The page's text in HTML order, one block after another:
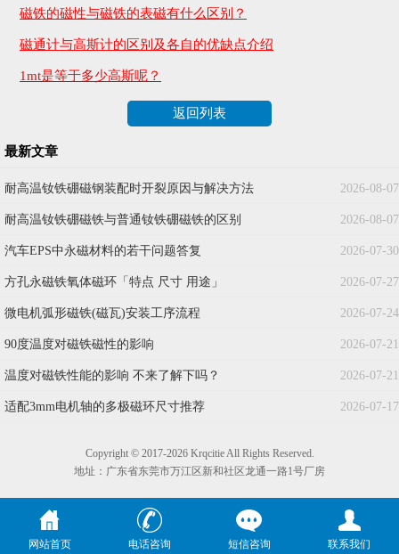
磁铁的磁性与磁铁的表磁有什么区别？
磁通计与高斯计的区别及各自的优缺点介绍
1mt是等于多少高斯呢？
返回列表
最新文章
2026-08-07
耐高温钕铁硼磁钢装配时开裂原因与解决方法
2026-08-07
耐高温钕铁硼磁铁与普通钕铁硼磁铁的区别
2026-07-30
汽车EPS中永磁材料的若干问题答复
2026-07-27
方孔永磁铁氧体磁环「特点 尺寸 用途」
2026-07-24
微电机弧形磁铁(磁瓦)安装工序流程
2026-07-21
90度温度对磁铁磁性的影响
2026-07-21
温度对磁铁性能的影响 不来了解下吗？
2026-07-17
适配3mm电机轴的多极磁环尺寸推荐
Copyright © 2017-2026 Krqcitie All Rights Reserved.
地址：广东省东莞市万江区新和社区龙通一路1号厂房
网站首页 电话咨询 短信咨询 联系我们